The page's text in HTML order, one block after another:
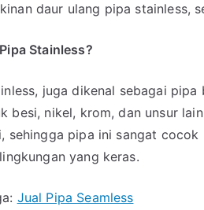
daur ulang pipa stainless,
Stainless?
juga dikenal sebagai
besi, nikel, krom, dan unsur
sehingga pipa ini sangat
yang keras.
Jual Pipa Seamless